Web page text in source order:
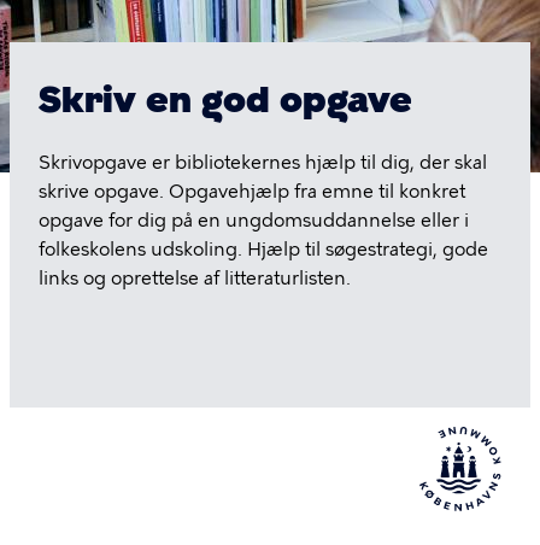
Skriv en god opgave
Skrivopgave er bibliotekernes hjælp til dig, der skal
skrive opgave. Opgavehjælp fra emne til konkret
opgave for dig på en ungdomsuddannelse eller i
folkeskolens udskoling. Hjælp til søgestrategi, gode
links og oprettelse af litteraturlisten.